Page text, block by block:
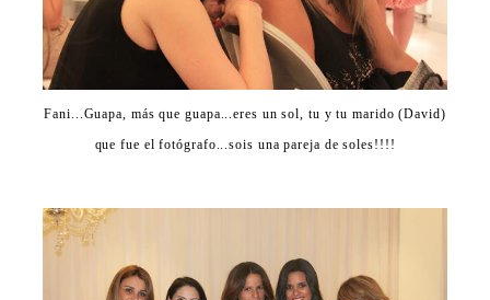
Fani...Guapa, más que guapa...eres un sol, tu y tu marido (David)
que fue el fotógrafo...sois una pareja de soles!!!!